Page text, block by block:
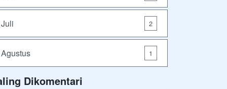
Juli 2
Agustus 1
Dikomentari